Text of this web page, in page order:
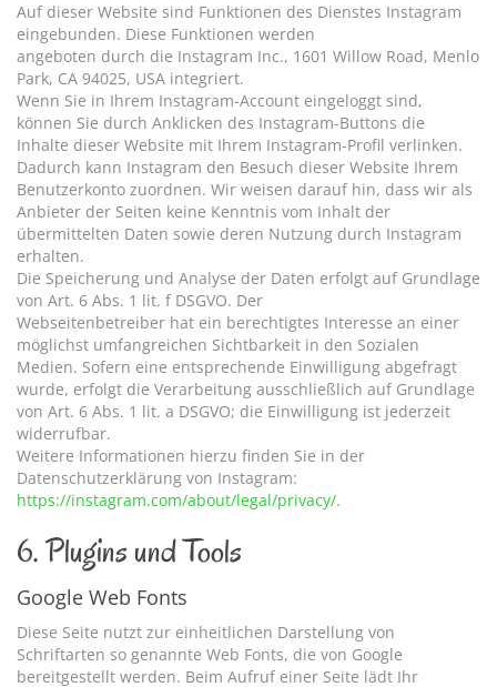
Auf dieser Website sind Funktionen des Dienstes Instagram
eingebunden. Diese Funktionen werden
angeboten durch die Instagram Inc., 1601 Willow Road, Menlo
Park, CA 94025, USA integriert.
Wenn Sie in Ihrem Instagram-Account eingeloggt sind,
können Sie durch Anklicken des Instagram-Buttons die
Inhalte dieser Website mit Ihrem Instagram-Profil verlinken.
Dadurch kann Instagram den Besuch dieser Website Ihrem
Benutzerkonto zuordnen. Wir weisen darauf hin, dass wir als
Anbieter der Seiten keine Kenntnis vom Inhalt der
übermittelten Daten sowie deren Nutzung durch Instagram
erhalten.
Die Speicherung und Analyse der Daten erfolgt auf Grundlage
von Art. 6 Abs. 1 lit. f DSGVO. Der
Webseitenbetreiber hat ein berechtigtes Interesse an einer
möglichst umfangreichen Sichtbarkeit in den Sozialen
Medien. Sofern eine entsprechende Einwilligung abgefragt
wurde, erfolgt die Verarbeitung ausschließlich auf Grundlage
von Art. 6 Abs. 1 lit. a DSGVO; die Einwilligung ist jederzeit
widerrufbar.
Weitere Informationen hierzu finden Sie in der
Datenschutzerklärung von Instagram:
https://instagram.com/about/legal/privacy/.
6. Plugins und Tools
Google Web Fonts
Diese Seite nutzt zur einheitlichen Darstellung von
Schriftarten so genannte Web Fonts, die von Google
bereitgestellt werden. Beim Aufruf einer Seite lädt Ihr